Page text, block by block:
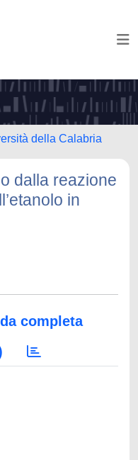
della Calabria
dalla reazione
in
completa